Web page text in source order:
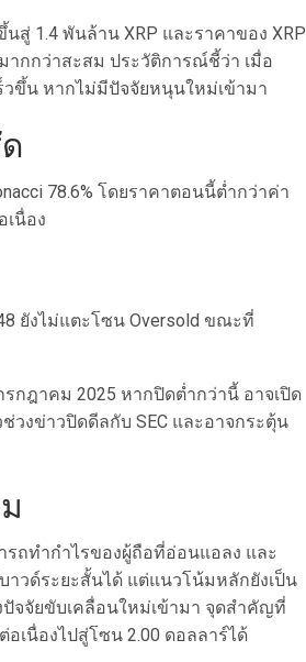
สู่ 1.4 พันล้าน XRP และราคาของ XRP
ากกว่าสะสม ประวัติการณ์ชี้ว่า เมื่อ
ขึ้น หากไม่มีปัจจัยหนุนใหม่เข้ามา
78.6% โดยราคาตอนนี้ต่ำกว่าค่า
นื่อง
ยังไม่แตะโซน Oversold ขณะที่
กฎาคม 2025 หากปิดต่ำกว่านี้ อาจเปิด
วงข่าวปิดดีลกับ SEC และอาจกระตุ้น
รถทำกำไรของผู้ถือที่อ่อนแอลง และ
าวด์ระยะสั้นได้ แต่แนวโน้มหลักยังเป็น
ปัจจัยขับเคลื่อนใหม่เข้ามา จุดสำคัญที่
อเนื่องไปสู่โซน 2.00 ดอลลาร์ได้